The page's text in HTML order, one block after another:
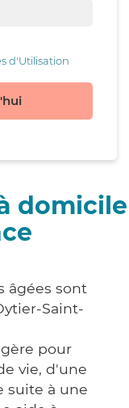
d'Utilisation
domicile
âgées sont
Saint-
pour
vie, d'une
suite à une